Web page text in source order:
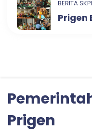
BERITA
Prigen
Prigen